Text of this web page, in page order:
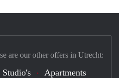
are our other offers in Utrecht:
Studio's Apartments